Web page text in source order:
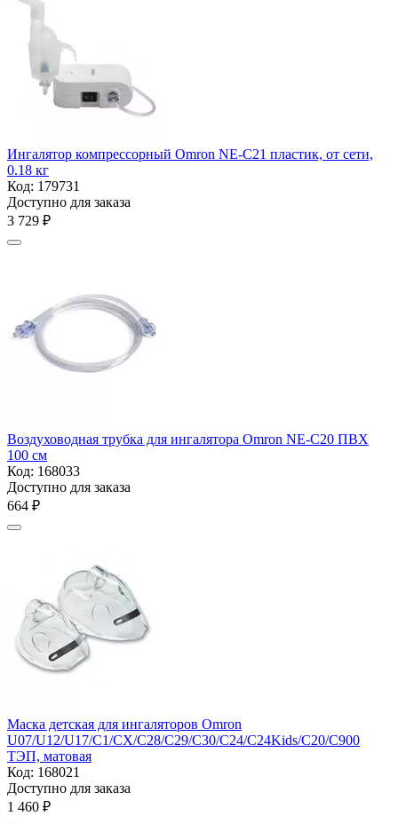
Ингалятор компрессорный Omron NE-C21 пластик, от сети,
0.18 кг
Код: 179731
Доступно для заказа
3 729 ₽
Воздуховодная трубка для ингалятора Omron NE-С20 ПВХ
100 см
Код: 168033
Доступно для заказа
‍664‍ ₽
Маска детская для ингаляторов Omron
U07/U12/U17/C1/CX/C28/C29/C30/С24/C24Kids/C20/C900
ТЭП, матовая
Код: 168021
Доступно для заказа
1 460 ₽